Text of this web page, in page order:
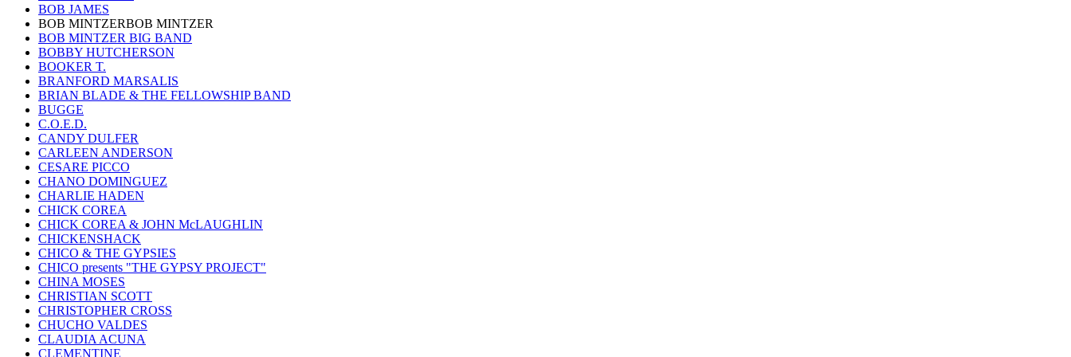
BOB JAMES
BOB MINTZERBOB MINTZER
BOB MINTZER BIG BAND
BOBBY HUTCHERSON
BOOKER T.
BRANFORD MARSALIS
BRIAN BLADE & THE FELLOWSHIP BAND
BUGGE
C.O.E.D.
CANDY DULFER
CARLEEN ANDERSON
CESARE PICCO
CHANO DOMINGUEZ
CHARLIE HADEN
CHICK COREA
CHICK COREA & JOHN McLAUGHLIN
CHICKENSHACK
CHICO & THE GYPSIES
CHICO presents "THE GYPSY PROJECT"
CHINA MOSES
CHRISTIAN SCOTT
CHRISTOPHER CROSS
CHUCHO VALDES
CLAUDIA ACUNA
CLEMENTINE